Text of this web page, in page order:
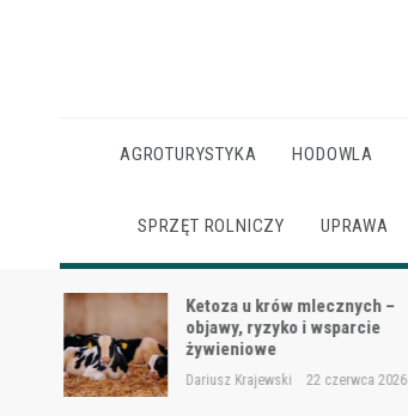
AGROTURYSTYKA HODOWLA
SPRZĘT ROLNICZY UPRAWA
Ketoza u krów mlecznych –
objawy, ryzyko i wsparcie
żywieniowe
Dariusz Krajewski 22 czerwca 2026